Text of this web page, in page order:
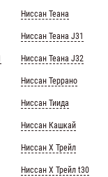
Ниссан Теана
Ниссан Теана J31
Ниссан Теана J32
Ниссан Террано
Ниссан Тиида
Ниссан Кашкай
Ниссан Х Трейл
Ниссан Х Трейл t30